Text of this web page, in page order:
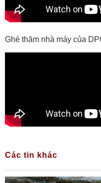
Ghé thăm nhà máy của
Các tin khác